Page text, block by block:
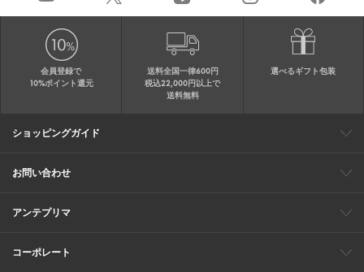
会員登録で
10%ポイント還元
送料全国一律600円
税込22,000円以上で
送料無料
選べるギフト包装
ショッピングガイド
会員特典
ご購入・配送について
返品について
ギフト包装
FAQ
サイトマップ
お問い合わせ
メールでのお問い合わせ
お修理についてのお問い合わせ
アンテプリマ
ブランドサイト
ショップリスト
ワイヤーバッグについて
特集
オンラインストアニュース
コーポレート